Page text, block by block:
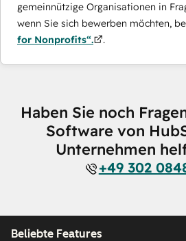
gemeinnützige Organisationen in
wenn Sie sich bewerben möchten,
for Nonprofits“.
.
Haben Sie noch
Software von
Unternehmen
+49 302
Beliebte Features